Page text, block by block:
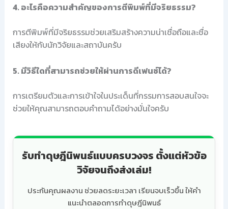
4. อะไรคือความสำคัญของการตีพิมพ์ที่มีจริยธรรม?
การตีพิมพ์ที่มีจริยธรรมช่วยเสริมสร้างความน่าเชื่อถือและชื่อ
เสียงให้กับนักวิจัยและสถาบันครับ
5. มีวิธีใดที่สามารถช่วยให้ผ่านการดีเฟนซ์ได้?
การเตรียมตัวและการเข้าใจในประเด็นที่กรรมการสอบสนใจจะ
ช่วยให้คุณสามารถตอบคำถามได้อย่างมั่นใจครับ
รับทำดุษฎีนิพนธ์แบบครบวงจร ตั้งแต่หัวข้อ
วิจัยจนถึงส่งเล่ม!
ประกันคุณผลงาน ช่วยลดระยะเวลา เรียนจบเร็วขึ้น ให้คำ
แนะนำตลอดการทำดุษฎีนิพนธ์